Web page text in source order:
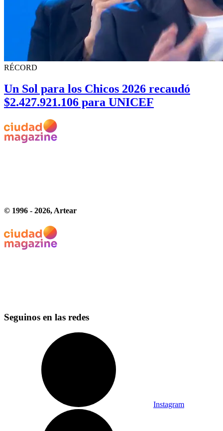
RÉCORD
Un Sol para los Chicos 2026 recaudó
$2.427.921.106 para UNICEF
© 1996 - 2026, Artear
Seguinos en las redes
Instagram